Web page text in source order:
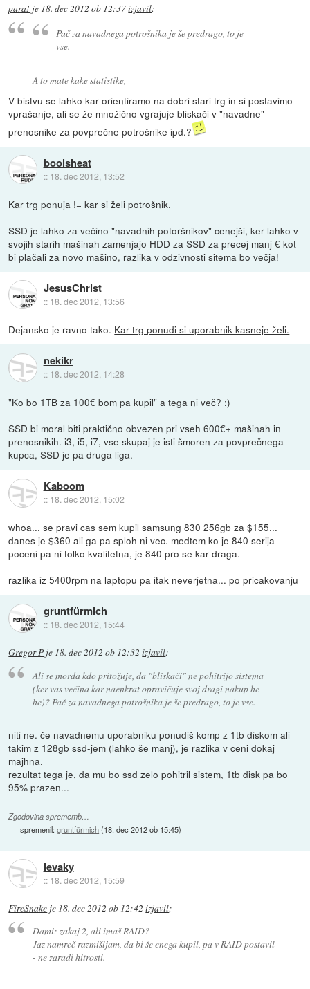
para! je 18. dec 2012 ob 12:37izjavil:
Pač za navadnega potrošnika je še predrago, to je
vse.
A to mate kake statistike,
V bistvu se lahko kar orientiramo na dobri stari trg in si postavimo
vprašanje, ali se že množično vgrajuje bliskači v "navadne"
prenosnike za povprečne potrošnike ipd.?
boolsheat
:: 18. dec 2012, 13:52
Kar trg ponuja != kar si želi potrošnik.
SSD je lahko za večino "navadnih potoršnikov" cenejši, ker lahko v
svojih starih mašinah zamenjajo HDD za SSD za precej manj € kot
bi plačali za novo mašino, razlika v odzivnosti sitema bo večja!
JesusChrist
:: 18. dec 2012, 13:56
Dejansko je ravno tako. Kar trg ponudi si uporabnik kasneje želi.
nekikr
:: 18. dec 2012, 14:28
"Ko bo 1TB za 100€ bom pa kupil" a tega ni več? :)
SSD bi moral biti praktično obvezen pri vseh 600€+ mašinah in
prenosnikih. i3, i5, i7, vse skupaj je isti šmoren za povprečnega
kupca, SSD je pa druga liga.
Kaboom
:: 18. dec 2012, 15:02
whoa... se pravi cas sem kupil samsung 830 256gb za $155...
danes je $360 ali ga pa sploh ni vec. medtem ko je 840 serija
poceni pa ni tolko kvalitetna, je 840 pro se kar draga.
razlika iz 5400rpm na laptopu pa itak neverjetna... po pricakovanju
gruntfürmich
:: 18. dec 2012, 15:44
Gregor P je 18. dec 2012 ob 12:32 izjavil:
Ali se morda kdo pritožuje, da "bliskači" ne pohitrijo sistema
(ker vas večina kar naenkrat opravičuje svoj dragi nakup he
he)? Pač za navadnega potrošnika je še predrago, to je vse.
niti ne. če navadnemu uporabniku ponudiš komp z 1tb diskom ali
takim z 128gb ssd-jem (lahko še manj), je razlika v ceni dokaj
majhna.
rezultat tega je, da mu bo ssd zelo pohitril sistem, 1tb disk pa bo
95% prazen...
Zgodovina sprememb…
spremenil:gruntfürmich(18. dec 2012 ob 15:45)
levaky
:: 18. dec 2012, 15:59
FireSnake je 18. dec 2012 ob 12:42 izjavil:
Dami: zakaj 2, ali imaš RAID?
Jaz namreč razmišljam, da bi še enega kupil, pa v RAID postavil
- ne zaradi hitrosti.